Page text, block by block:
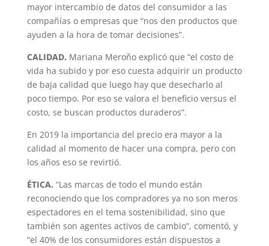
mayor intercambio de datos del consumidor a las
compañías o empresas que “nos den productos que
ayuden a la hora de tomar decisiones”.
CALIDAD. Mariana Meroño explicó que “el costo de
vida ha subido y por eso cuesta adquirir un producto
de baja calidad que luego hay que desecharlo al
poco tiempo. Por eso se valora el beneficio versus el
costo, se buscan productos duraderos”.
En 2019 la importancia del precio era mayor a la
calidad al momento de hacer una compra, pero con
los años eso se revirtió.
ÉTICA. “Las marcas de todo el mundo están
reconociendo que los compradores ya no son meros
espectadores en el tema sostenibilidad, sino que
también son agentes activos de cambio”, comentó, y
“el 40% de los consumidores están dispuestos a